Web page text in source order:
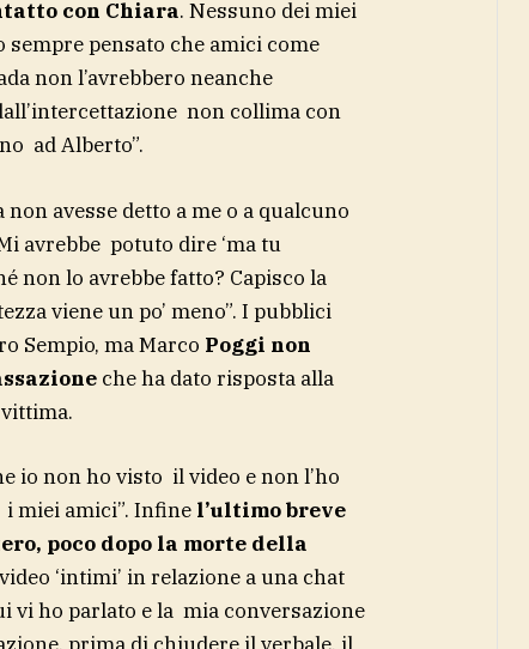
con Chiara. Nessuno dei miei
sempre pensato che amici come
non l’avrebbero neanche
non collima con
ad Alberto”.
avesse detto a me o a qualcuno
avrebbe potuto dire ‘ma tu
non lo avrebbe fatto? Capisco la
viene un po’ meno”. I pubblici
Sempio, ma Marco Poggi non
che ha dato risposta alla
vittima.
io non ho visto il video e non l’ho
miei amici”. Infine l’ultimo breve
poco dopo la morte della
‘intimi’ in relazione a una chat
vi ho parlato e la mia conversazione